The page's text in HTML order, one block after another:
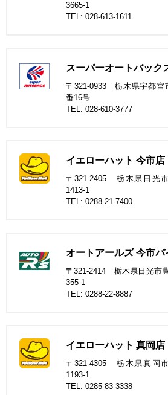
3665-1
TEL: 028-613-1611
スーパーオートバック
〒321-0933 栃木県宇都宮
番16号
TEL: 028-610-3777
イエローハット 今市店
〒321-2405 栃木県日光
1413-1
TEL: 0288-21-7400
オートアールズ 今市バ
〒321-2414 栃木県日光市
355-1
TEL: 0288-22-8887
イエローハット 真岡店
〒321-4305 栃木県真岡
1193-1
TEL: 0285-83-3338